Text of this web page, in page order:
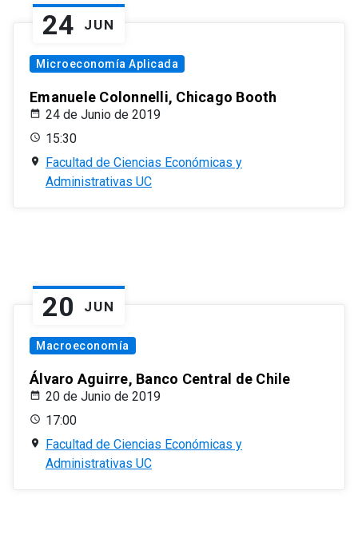
24 JUN
Microeconomía Aplicada
Emanuele Colonnelli, Chicago Booth
24 de Junio de 2019
15:30
Facultad de Ciencias Económicas y
Administrativas UC
20 JUN
Macroeconomía
Álvaro Aguirre, Banco Central de Chile
20 de Junio de 2019
17:00
Facultad de Ciencias Económicas y
Administrativas UC